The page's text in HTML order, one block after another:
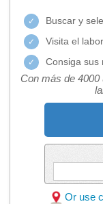
Buscar y
Visita el
Consiga sus
Con más de
Or use